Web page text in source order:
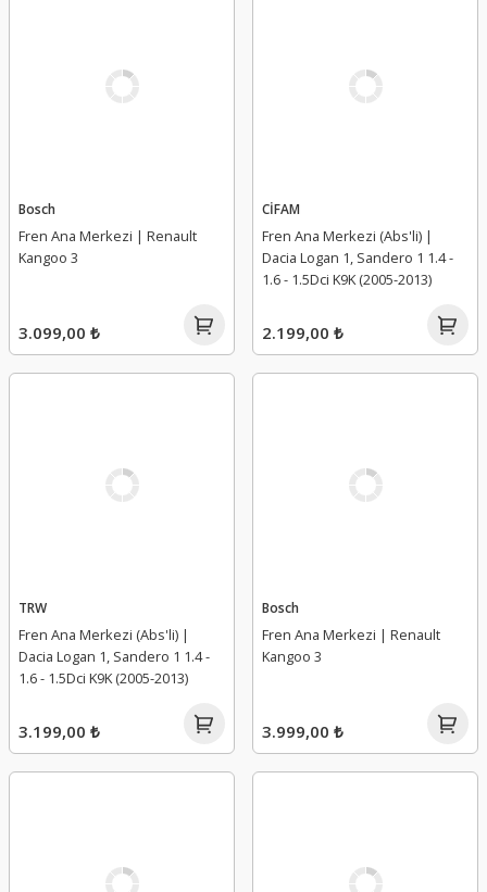
Bosch
Fren Ana Merkezi | Renault
Kangoo 3
3.099,00 ₺
CİFAM
Fren Ana Merkezi (Abs'li) |
Dacia Logan 1, Sandero 1 1.4 -
1.6 - 1.5Dci K9K (2005-2013)
2.199,00 ₺
TRW
Fren Ana Merkezi (Abs'li) |
Dacia Logan 1, Sandero 1 1.4 -
1.6 - 1.5Dci K9K (2005-2013)
3.199,00 ₺
Bosch
Fren Ana Merkezi | Renault
Kangoo 3
3.999,00 ₺